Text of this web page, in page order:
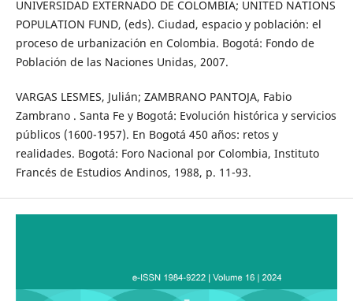
UNIVERSIDAD EXTERNADO DE COLOMBIA; UNITED NATIONS
POPULATION FUND, (eds). Ciudad, espacio y población: el
proceso de urbanización en Colombia. Bogotá: Fondo de
Población de las Naciones Unidas, 2007.
VARGAS LESMES, Julián; ZAMBRANO PANTOJA, Fabio
Zambrano . Santa Fe y Bogotá: Evolución histórica y servicios
públicos (1600-1957). En Bogotá 450 años: retos y
realidades. Bogotá: Foro Nacional por Colombia, Instituto
Francés de Estudios Andinos, 1988, p. 11-93.